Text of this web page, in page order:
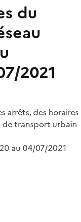
du
2021
arrêts, des horaires
de transport urbain
au 04/07/2021